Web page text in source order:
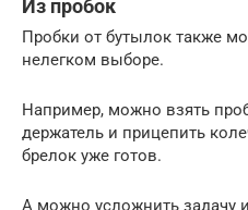
Из пробок
Пробки от бутылок также
нелегком выборе.
Например, можно взять
держатель и прицепить
брелок уже готов.
А можно усложнить задачу